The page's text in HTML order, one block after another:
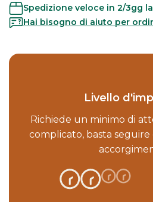
Spedizione veloce in 2/3gg
Hai bisogno di aiuto per
Livello
Richiede un minimo di
complicato, basta